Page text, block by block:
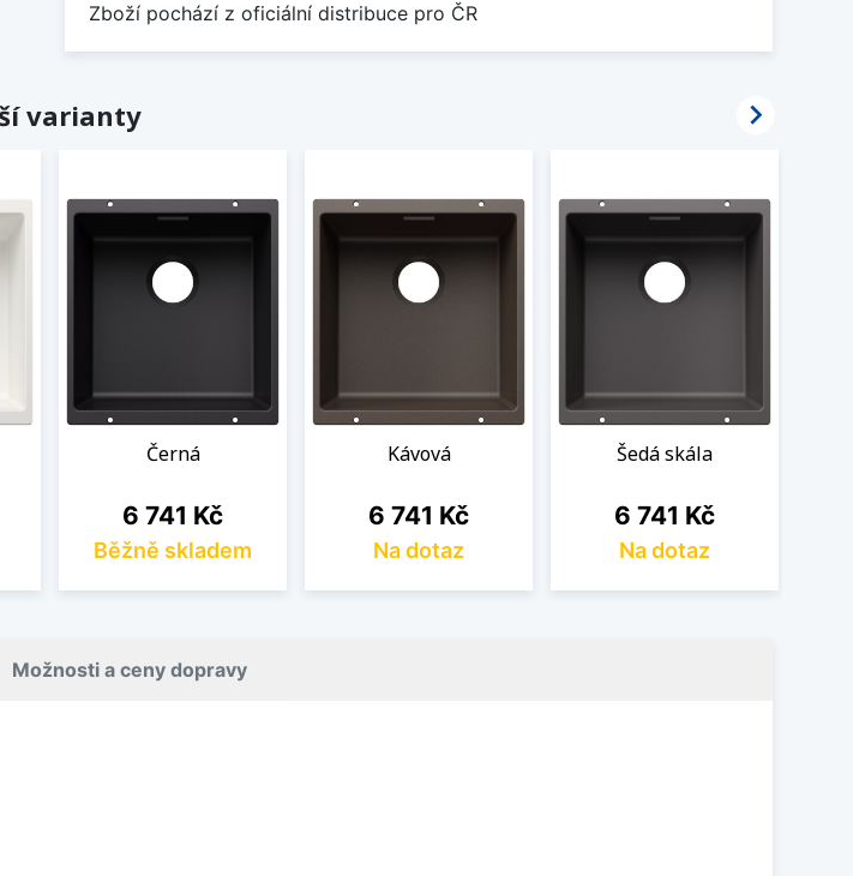
Zboží pochází z oficiální distribuce pro ČR
varianty
Černá
Cena
6 741 Kč
Běžně skladem
Kávová
Cena
6 741 Kč
Na dotaz
Šedá skála
Cena
6 741 Kč
Na dotaz

Možnosti a ceny dopravy